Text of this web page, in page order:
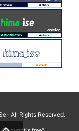
All Rights Reserved.